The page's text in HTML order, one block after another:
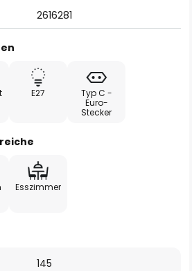
2616281
E27
Typ C -
Euro-
Stecker
Esszimmer
145